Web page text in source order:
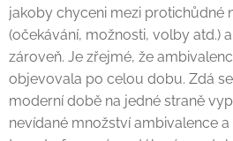
jakoby chyceni mezi protichůdné
(očekávání, možnosti, volby atd.)
zároveň. Je zřejmé, že
objevovala po celou dobu. Zdá
moderní době na jedné straně
nevídané množství ambivalence